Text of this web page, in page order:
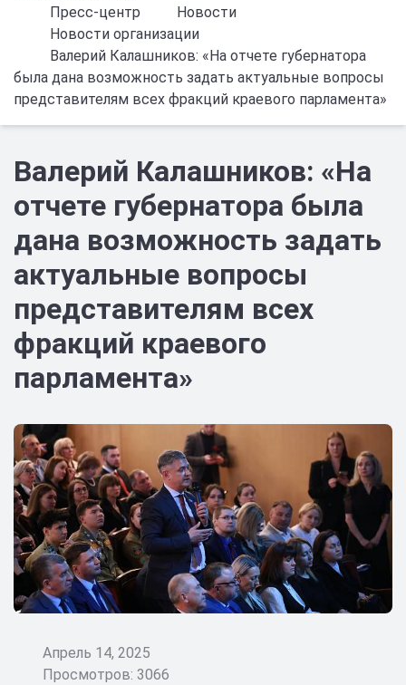
Пресс-центр
Новости
Новости организации
Валерий Калашников: «На отчете губернатора
была дана возможность задать актуальные вопросы
представителям всех фракций краевого парламента»
Валерий Калашников: «На
отчете губернатора была
дана возможность задать
актуальные вопросы
представителям всех
фракций краевого
парламента»
Апрель 14, 2025
Просмотров: 3066